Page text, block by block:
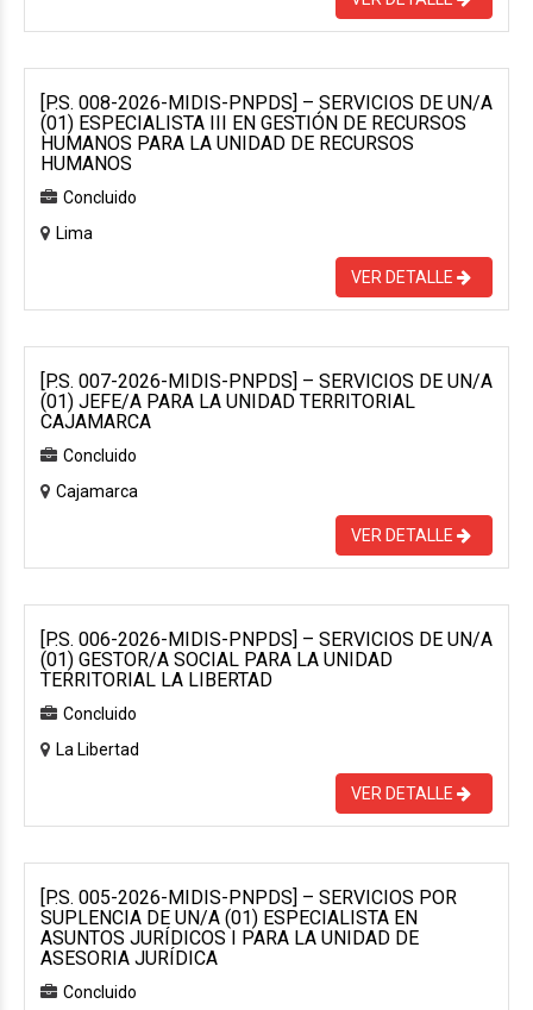
[P.S. 008-2026-MIDIS-PNPDS] – SERVICIOS DE UN/A
(01) ESPECIALISTA III EN GESTIÓN DE RECURSOS
HUMANOS PARA LA UNIDAD DE RECURSOS
HUMANOS
Concluido
Lima
VER DETALLE
[P.S. 007-2026-MIDIS-PNPDS] – SERVICIOS DE UN/A
(01) JEFE/A PARA LA UNIDAD TERRITORIAL
CAJAMARCA
Concluido
Cajamarca
VER DETALLE
[P.S. 006-2026-MIDIS-PNPDS] – SERVICIOS DE UN/A
(01) GESTOR/A SOCIAL PARA LA UNIDAD
TERRITORIAL LA LIBERTAD
Concluido
La Libertad
VER DETALLE
[P.S. 005-2026-MIDIS-PNPDS] – SERVICIOS POR
SUPLENCIA DE UN/A (01) ESPECIALISTA EN
ASUNTOS JURÍDICOS I PARA LA UNIDAD DE
ASESORIA JURÍDICA
Concluido